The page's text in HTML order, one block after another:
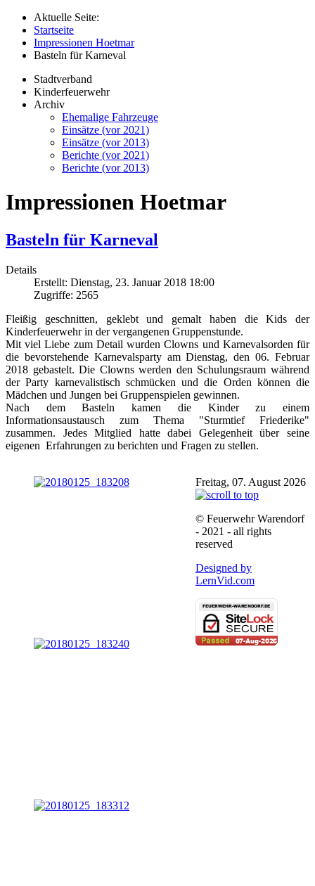
Aktuelle Seite:
Startseite
Impressionen Hoetmar
Basteln für Karneval
Stadtverband
Kinderfeuerwehr
Archiv
Ehemalige Fahrzeuge
Einsätze (vor 2021)
Einsätze (vor 2013)
Berichte (vor 2021)
Berichte (vor 2013)
Impressionen Hoetmar
Basteln für Karneval
Details
Erstellt: Dienstag, 23. Januar 2018 18:00
Zugriffe: 2565
Fleißig geschnitten, geklebt und gemalt haben die Kids der
Kinderfeuerwehr in der vergangenen Gruppenstunde.
Mit viel Liebe zum Detail wurden Clowns und Karnevalsorden für
die bevorstehende Karnevalsparty am Dienstag, den 06. Februar
2018 gebastelt. Die Clowns werden den Schulungsraum während
der Party karnevalistisch schmücken und die Orden können die
Mädchen und Jungen bei Gruppenspielen gewinnen.
Nach dem Basteln kamen die Kinder zu einem
Informationsaustausch zum Thema "Sturmtief Friederike"
zusammen. Jedes Mitglied hatte dabei Gelegenheit über seine
eigenen Erfahrungen zu berichten und Fragen zu stellen.
Freitag, 07. August 2026
© Feuerwehr Warendorf
- 2021 - all rights
reserved
Designed by
LernVid.com